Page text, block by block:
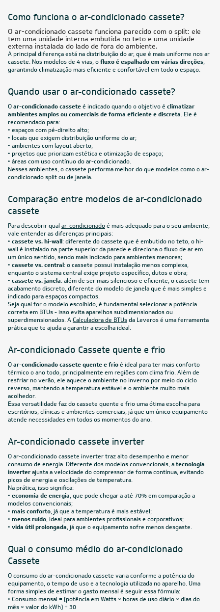
Como funciona o ar-condicionado cassete?
O ar-condicionado cassete funciona parecido com o split: ele
tem uma unidade interna embutida no teto e uma unidade
externa instalada do lado de fora do ambiente.
A principal diferença está na distribuição do ar, que é mais uniforme nos ar
cassete. Nos modelos de 4 vias, ofluxo é espalhado em várias direções,
garantindo climatização mais eficiente e confortável em todo o espaço.
Quando usar o ar-condicionado cassete?
Oar-condicionado casseteé indicado quando o objetivo é climatizar
ambientes amplos ou comerciais de forma eficiente e discreta. Ele é
recomendado para:
• espaços com pé-direito alto;
• locais que exigem distribuição uniforme do ar;
• ambientes com layout aberto;
• projetos que priorizam estética e otimização de espaço;
• áreas com uso contínuo do ar-condicionado.
Nesses ambientes, o cassete performa melhor do que modelos como o ar-
condicionado split ou de janela.
Comparação entre modelos de ar-condicionado
cassete
Para descobrir qual ar-condicionadoé mais adequado para o seu ambiente,
vale entender as diferenças principais:
• cassete vs. hi-wall: diferente do cassete que é embutido no teto, o hi-
wall é instalado na parte superior da parede e direciona o fluxo de ar em
um único sentido, sendo mais indicado para ambientes menores;
• cassete vs. central: o cassete possui instalação menos complexa,
enquanto o sistema central exige projeto específico, dutos e obra;
• cassete vs. janela: além de ser mais silencioso e eficiente, o cassete tem
acabamento discreto, diferente do modelo de janela que é mais simples e
indicado para espaços compactos.
Seja qual for o modelo escolhido, é fundamental selecionar a potência
correta em BTUs - isso evita aparelhos subdimensionados ou
superdimensionados. ACalculadora de BTUsda Leveros é uma ferramenta
prática que te ajuda a garantir a escolha ideal.
Ar-condicionado Cassete quente e frio
Oar-condicionado cassete quente e frioé ideal para ter mais conforto
térmico o ano todo, principalmente em regiões com clima frio. Além de
resfriar no verão, ele aquece o ambiente no inverno por meio do ciclo
reverso, mantendo a temperatura estável e o ambiente muito mais
acolhedor.
Essa versatilidade faz do cassete quente e frio uma ótima escolha para
escritórios, clínicas e ambientes comerciais, já que um único equipamento
atende necessidades em todos os momentos do ano.
Ar-condicionado cassete inverter
O ar-condicionado cassete inverter traz alto desempenho e menor
consumo de energia. Diferente dos modelos convencionais, atecnologia
inverterajusta a velocidade do compressor de forma contínua, evitando
picos de energia e oscilações de temperatura.
Na prática, isso significa:
• economia de energia, que pode chegar a até 70% em comparação a
modelos convencionais;
• mais conforto, já que a temperatura é mais estável;
• menos ruído, ideal para ambientes profissionais e corporativos;
• vida útil prolongada, já que o equipamento sofre menos desgaste.
Qual o consumo médio do ar-condicionado
Cassete
O consumo do ar-condicionado cassete varia conforme a potência do
equipamento, o tempo de uso e a tecnologia utilizada no aparelho. Uma
forma simples de estimar o gasto mensal é seguir essa fórmula:
• Consumo mensal = (potência em Watts × horas de uso diário × dias do
mês × valor do kWh) ÷ 30